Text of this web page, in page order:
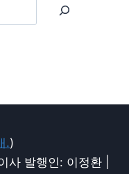
.)
사 발행인: 이정환 |